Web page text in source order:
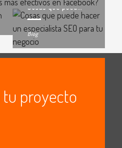
Cosas que puede hacer un especialista SEO para tu negocio
Blog
tu proyecto